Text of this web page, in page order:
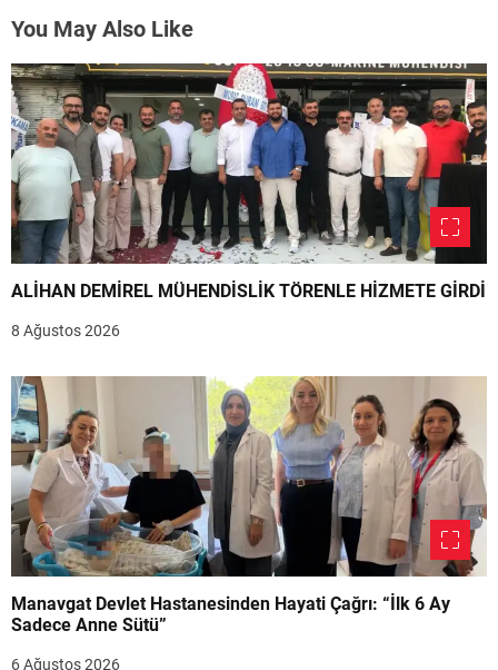
You May Also Like
ALİHAN DEMİREL MÜHENDİSLİK TÖRENLE HİZMETE GİRDİ
8 Ağustos 2026
Manavgat Devlet Hastanesinden Hayati Çağrı: “İlk 6 Ay
Sadece Anne Sütü”
6 Ağustos 2026